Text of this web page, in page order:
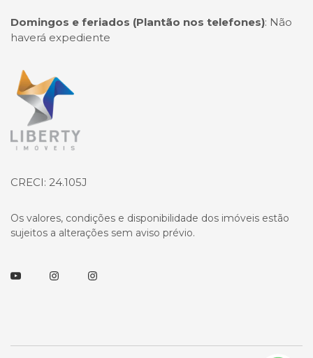
Domingos e feriados (Plantão nos telefones): Não
haverá expediente
Página inicial
CRECI: 24.105J
Os valores, condições e disponibilidade dos imóveis estão
sujeitos a alterações sem aviso prévio.
YoutubeInstagramInstagram